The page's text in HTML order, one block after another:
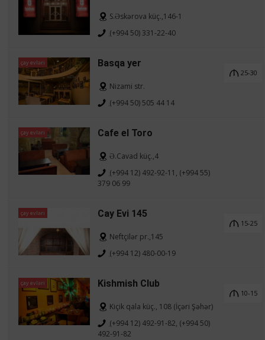
S.Əskərova küç.,146-1
(+994 50) 331-22-40
çay evləri Basqa yer
Nizami str.
(+994 50) 505 44 14
25-30
çay evləri Cafe el Toro
Ə.Cavad küç.,4
(+994 12) 492-92-11, (+994 55)
379 06 99
çay evləri Cay Evi 145
Neftçilər pr.,145
(+994 12) 480-00-19
15-25
çay evləri Kishmish Club
Kiçik qala küç., 108 (İçəri Şəhər)
(+994 12) 492-91-82, (+994 50)
492-91-82
10-15